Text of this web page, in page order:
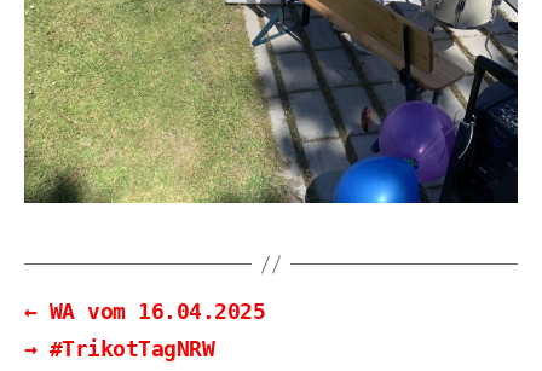
← WA vom 16.04.2025
→ #TrikotTagNRW